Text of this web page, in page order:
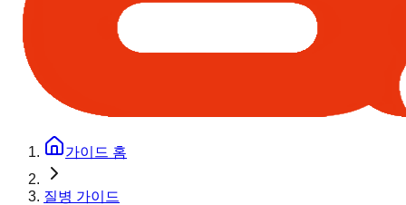
가이드 홈
질병 가이드